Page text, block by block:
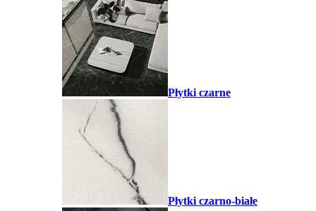
Płytki czarne
Płytki czarno-białe